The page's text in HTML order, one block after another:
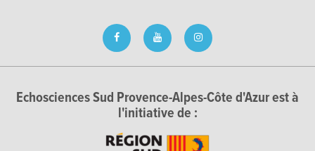
Echosciences Sud Provence-Alpes-Côte d'Azur est à
l'initiative de :